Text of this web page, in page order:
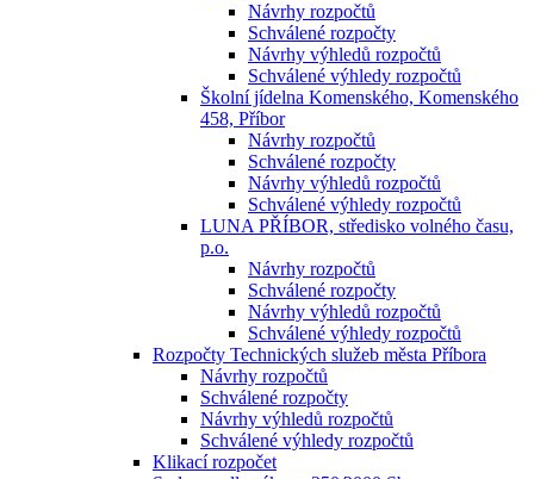
Návrhy rozpočtů
Schválené rozpočty
Návrhy výhledů rozpočtů
Schválené výhledy rozpočtů
Školní jídelna Komenského, Komenského
458, Příbor
Návrhy rozpočtů
Schválené rozpočty
Návrhy výhledů rozpočtů
Schválené výhledy rozpočtů
LUNA PŘÍBOR, středisko volného času,
p.o.
Návrhy rozpočtů
Schválené rozpočty
Návrhy výhledů rozpočtů
Schválené výhledy rozpočtů
Rozpočty Technických služeb města Příbora
Návrhy rozpočtů
Schválené rozpočty
Návrhy výhledů rozpočtů
Schválené výhledy rozpočtů
Klikací rozpočet